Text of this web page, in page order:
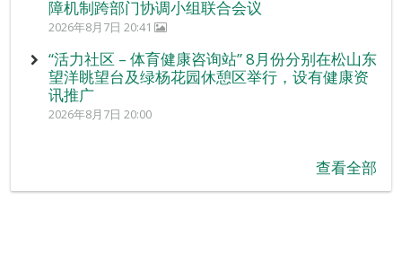
障机制跨部门协调小组联合会议
2026年8月7日 20:41
“活力社区 – 体育健康咨询站” 8月份分别在松山东
望洋眺望台及绿杨花园休憩区举行，设有健康资
讯推广
2026年8月7日 20:00
查看全部